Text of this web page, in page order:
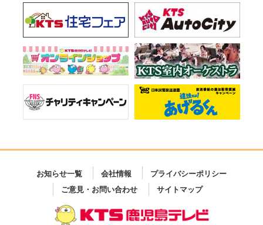
お知らせ一覧 会社情報
プライバシーポリシー
ご意見・お問い合わせ
サイトマップ